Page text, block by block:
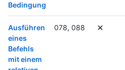
Bedingung
Ausführen
eines
Befehls
mit einem
078, 088